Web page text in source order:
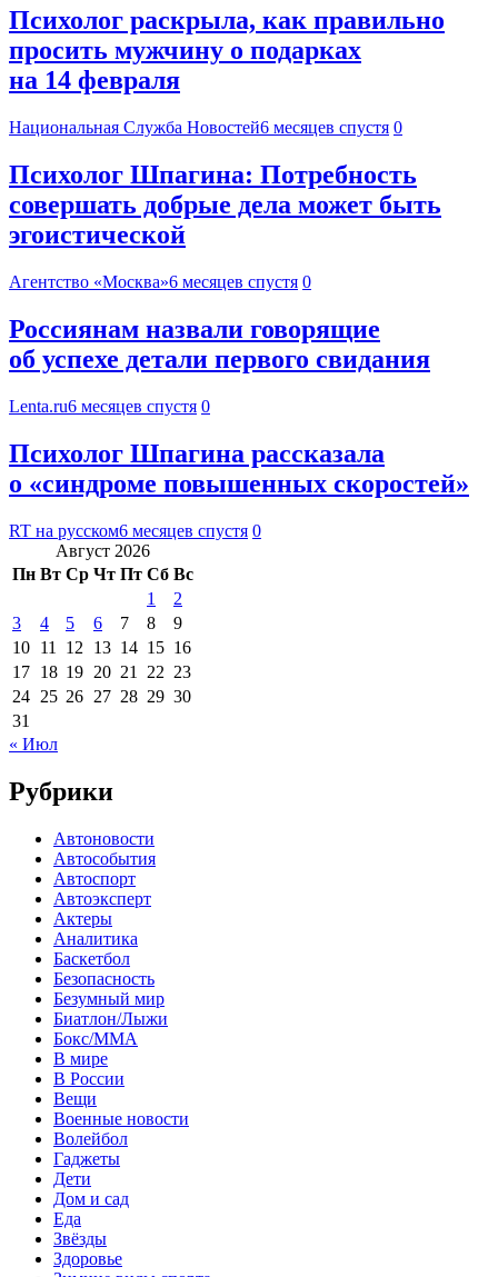
Психолог раскрыла, как правильно
просить мужчину о подарках
на 14 февраля
Национальная Служба Новостей6 месяцев спустя 0
Психолог Шпагина: Потребность
совершать добрые дела может быть
эгоистической
Агентство «Москва»6 месяцев спустя 0
Россиянам назвали говорящие
об успехе детали первого свидания
Lenta.ru6 месяцев спустя 0
Психолог Шпагина рассказала
о «синдроме повышенных скоростей»
RT на русском6 месяцев спустя 0
Август 2026
Пн Вт Ср Чт Пт Сб Вс
1
2
3
4 5 6 7 8
9
10 11 12 13 14 15 16
17 18 19 20 21 22 23
24 25 26 27 28 29 30
31
« Июл
Рубрики
Автоновости
Автособытия
Автоспорт
Автоэксперт
Актеры
Аналитика
Баскетбол
Безопасность
Безумный мир
Биатлон/Лыжи
Бокс/MMA
В мире
В России
Вещи
Военные новости
Волейбол
Гаджеты
Дети
Дом и сад
Еда
Звёзды
Здоровье